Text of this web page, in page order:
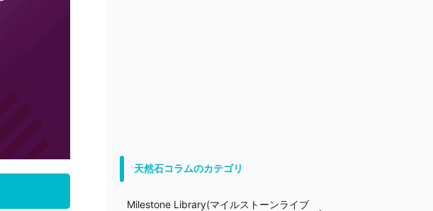
天然石コラムのカテゴリ
Milestone Library(マイルストーンライブ